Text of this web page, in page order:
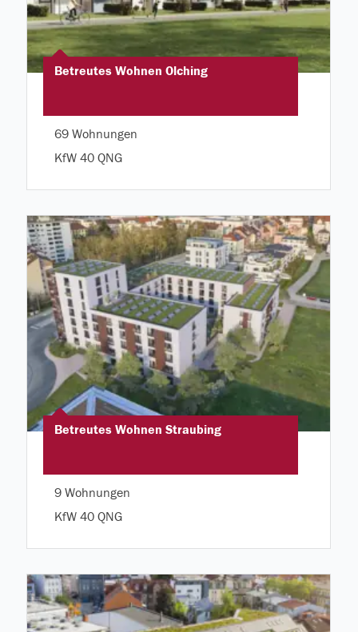
Betreutes Wohnen Olching
69 Wohnungen
KfW 40 QNG
Betreutes Wohnen Straubing
9 Wohnungen
KfW 40 QNG